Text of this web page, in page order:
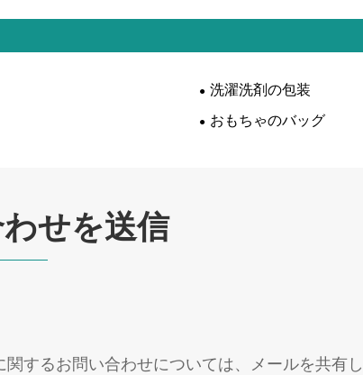
洗濯洗剤の包装
おもちゃのバッグ
せを送信
関するお問い合わせについては、メールを共有